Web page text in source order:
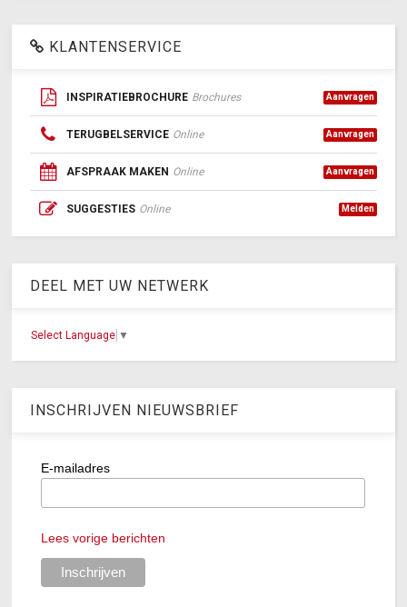
KLANTENSERVICE
INSPIRATIEBROCHURE Brochures Aanvragen
TERUGBELSERVICE Online Aanvragen
AFSPRAAK MAKEN Online Aanvragen
SUGGESTIES Online Melden
DEEL MET UW NETWERK
Select Language ▼
INSCHRIJVEN NIEUWSBRIEF
E-mailadres
Lees vorige berichten